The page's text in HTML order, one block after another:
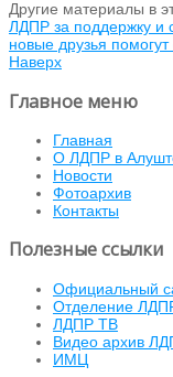
Другие материалы в
ЛДПР за поддержку и
новые друзья
Наверх
Главное меню
Главная
О ЛДПР в
Новости
Фотоархив
Контакты
Полезные ссылки
Официальный
Отделение
ЛДПР ТВ
Видео архив
ИМЦ